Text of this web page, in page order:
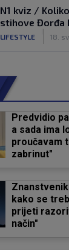
N1 kviz /
stihove Đorđa
LIFESTYLE 18.
Predvidio
a sada ima
proučavam
zabrinut"
kako se
prijeti
način"